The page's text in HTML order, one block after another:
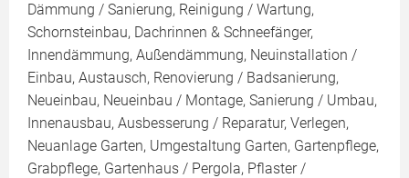
Dämmung / Sanierung, Reinigung / Wartung,
Schornsteinbau, Dachrinnen & Schneefänger,
Innendämmung, Außendämmung, Neuinstallation /
Einbau, Austausch, Renovierung / Badsanierung,
Neueinbau, Neueinbau / Montage, Sanierung / Umbau,
Innenausbau, Ausbesserung / Reparatur, Verlegen,
Neuanlage Garten, Umgestaltung Garten, Gartenpflege,
Grabpflege, Gartenhaus / Pergola, Pflaster /